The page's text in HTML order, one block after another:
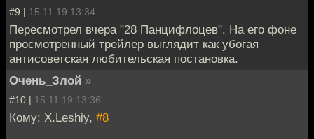
#9 | 15.11.19 13:34
Пересмотрел вчера "28 Панцифлоцев". На его фоне
просмотренный трейлер выглядит как убогая
антисоветская любительская постановка.
Очень_Злой »
#10 | 15.11.19 13:36
Кому: X.Leshiy, #8